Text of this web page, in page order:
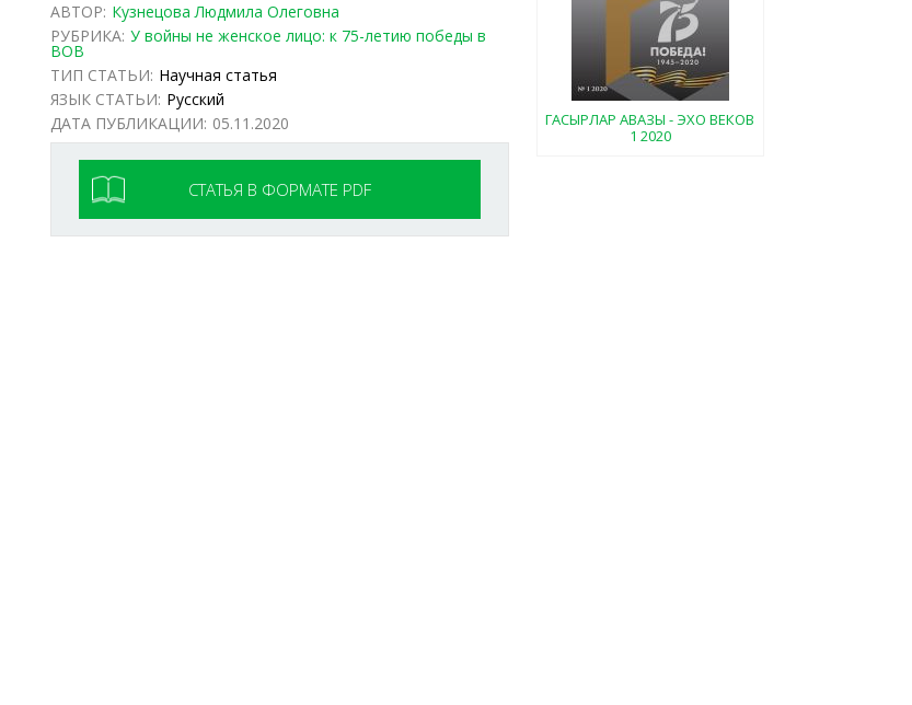
АВТОР: Кузнецова Людмила Олеговна
РУБРИКА: У войны не женское лицо: к 75-летию победы в
ВОВ
ТИП СТАТЬИ: Научная статья
ЯЗЫК СТАТЬИ: Русский
ДАТА ПУБЛИКАЦИИ: 05.11.2020
СТАТЬЯ В ФОРМАТЕ PDF
ГАСЫРЛАР АВАЗЫ - ЭХО ВЕКОВ
1 2020